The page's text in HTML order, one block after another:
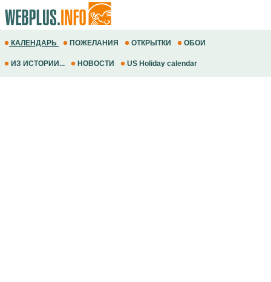
КАЛЕНДАРЬ ПОЖЕЛАНИЯ ОТКРЫТКИ ОБОИ
ИЗ ИСТОРИИ... НОВОСТИ US Holiday calendar